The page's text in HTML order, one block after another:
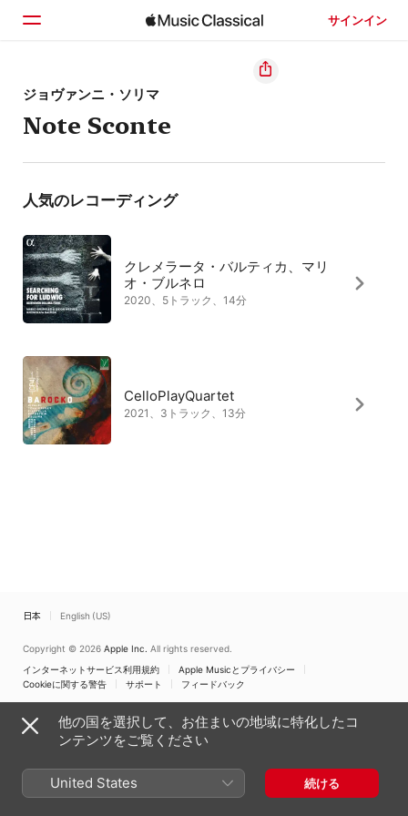
サインイン
ホーム
見つける
検索
ジョヴァンニ・ソリマ
Note Sconte
人気のレコーディング
クレメラータ・バルティカ、マリ
オ・ブルネロ
2020、5トラック、14分
CelloPlayQuartet
2021、3トラック、13分
日本 English (US)
Copyright © 2026 Apple Inc. All rights reserved.
インターネットサービス利用規約
Apple Musicとプライバシー
Cookieに関する警告
サポート フィードバック
他の国を選択して、お住まいの地域に特化したコ
ンテンツをご覧ください
United States 続ける